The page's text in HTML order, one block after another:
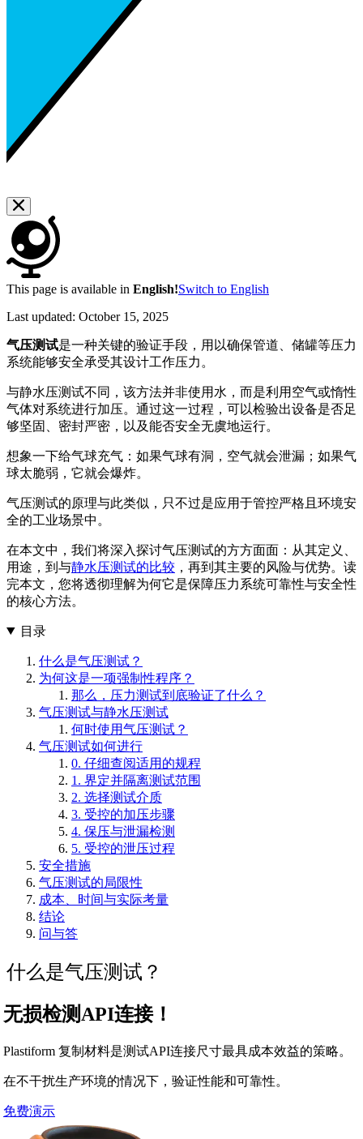
This page is available in English!Switch to English
Last updated: October 15, 2025
气压测试是一种关键的验证手段，用以确保管道、储罐等压力
系统能够安全承受其设计工作压力。
与静水压测试不同，该方法并非使用水，而是利用空气或惰性
气体对系统进行加压。通过这一过程，可以检验出设备是否足
够坚固、密封严密，以及能否安全无虞地运行。
想象一下给气球充气：如果气球有洞，空气就会泄漏；如果气
球太脆弱，它就会爆炸。
气压测试的原理与此类似，只不过是应用于管控严格且环境安
全的工业场景中。
在本文中，我们将深入探讨气压测试的方方面面：从其定义、
用途，到与静水压测试的比较 ，再到其主要的风险与优势。读
完本文，您将透彻理解为何它是保障压力系统可靠性与安全性
的核心方法。
目录
什么是气压测试？
为何这是一项强制性程序？
那么，压力测试到底验证了什么？
气压测试与静水压测试
何时使用气压测试？
气压测试如何进行
0. 仔细查阅适用的规程
1. 界定并隔离测试范围
2. 选择测试介质
3. 受控的加压步骤
4. 保压与泄漏检测
5. 受控的泄压过程
安全措施
气压测试的局限性
成本、时间与实际考量
结论
问与答
什么是气压测试？
无损检测API连接！
Plastiform 复制材料是测试API连接尺寸最具成本效益的策略。
在不干扰生产环境的情况下，验证性能和可靠性。
免费演示